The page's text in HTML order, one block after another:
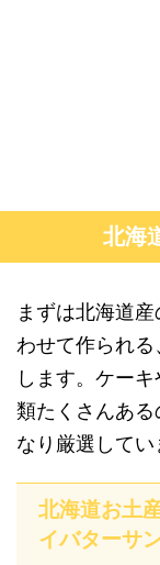
北海
まずは北海道
わせて作られ
します。ケー
類たくさんあ
なり厳選してい
北海道お土
イバターサン